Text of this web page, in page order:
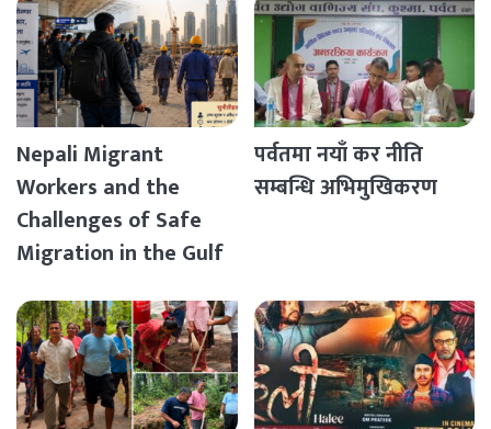
Nepali Migrant
Workers and the
Challenges of Safe
Migration in the Gulf
पर्वतमा नयाँ कर नीति
सम्बन्धि अभिमुखिकरण